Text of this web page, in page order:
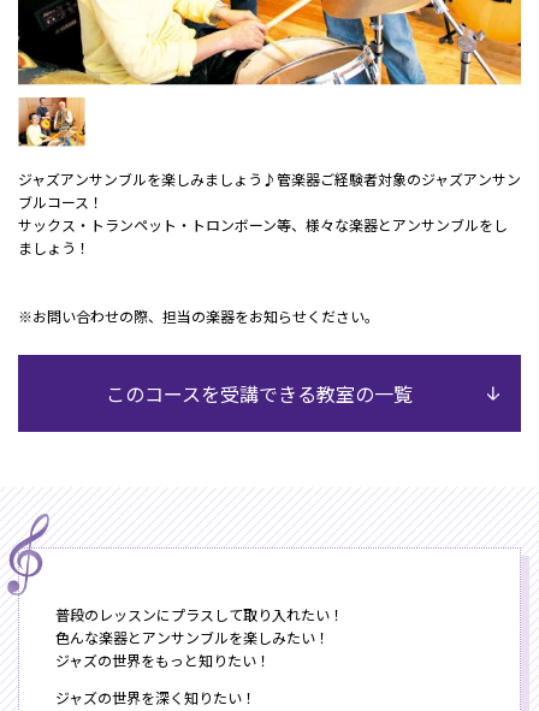
ジャズアンサンブルを楽しみましょう♪管楽器ご経験者対象のジャズアンサン
ブルコース！
サックス・トランペット・トロンボーン等、様々な楽器とアンサンブルをし
ましょう！
※お問い合わせの際、担当の楽器をお知らせください。
このコースを受講できる教室の一覧
普段のレッスンにプラスして取り入れたい！
色んな楽器とアンサンブルを楽しみたい！
ジャズの世界をもっと知りたい！
ジャズの世界を深く知りたい！